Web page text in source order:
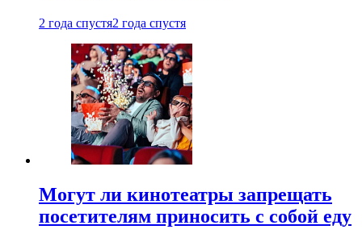
2 года спустя2 года спустя
Могут ли кинотеатры запрещать
посетителям приносить с собой еду